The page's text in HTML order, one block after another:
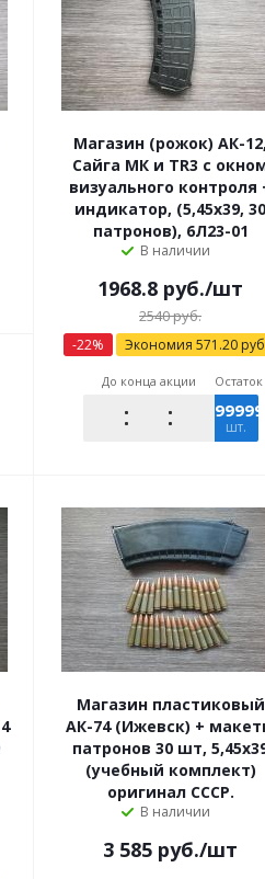
Магазин (рожок) АК-12,
Сайга МК и TR3 с
визуального контроля
индикатор, (5,45х39, 30
патронов), 6Л23-01
В наличии
1968.8 руб./шт
2540 руб.
-22% Экономия 571.20
До конца акции Остаток
999993
шт.
Магазин пластиковый
АК-74 (Ижевск) +
патронов 30 шт,
(учебный комплект)
оригинал СССР.
В наличии
3 585 руб./шт